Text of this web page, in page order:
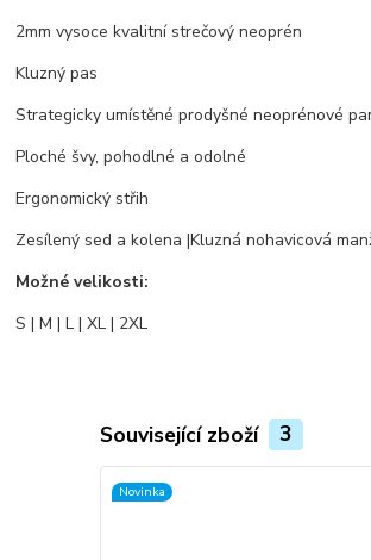
2mm vysoce kvalitní strečový neoprén
Kluzný pas
Strategicky umístěné prodyšné neoprénové
Ploché švy, pohodlné a odolné
Ergonomický střih
Zesílený sed a kolena |Kluzná nohavicová
Možné velikosti:
S | M | L | XL | 2XL
Související zboží 3
Novinka